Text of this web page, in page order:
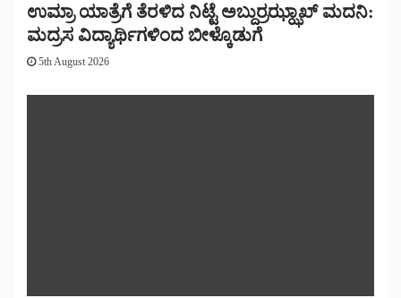
ಉಮ್ರಾ ಯಾತ್ರೆಗೆ ತೆರಳಿದ ನಿಟ್ಟೆ ಅಬ್ದುರ್ರಝ್ಝಾಖ್ ಮದನಿ:
ಮದ್ರಸ ವಿದ್ಯಾರ್ಥಿಗಳಿಂದ ಬೀಳ್ಕೊಡುಗೆ
5th August 2026